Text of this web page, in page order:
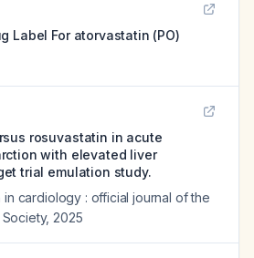
Label For atorvastatin (PO)
rosuvastatin in acute
with elevated liver
trial emulation study.
in cardiology : official journal of the
Society, 2025